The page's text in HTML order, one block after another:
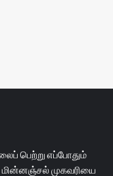
பெற்று எப்போதும்
முகவரியை